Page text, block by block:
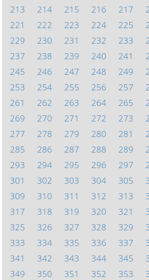
213
214 215 216 217
221
222 223 224 225
229
230 231 232 233
237
238 239 240 241
245
246 247 248 249
253
254 255 256 257
261
262 263 264 265
269
270 271 272 273
277
278 279 280 281
285
286 287 288 289
293
294 295 296 297
301
302 303 304 305
309
310 311 312 313
317
318 319 320 321
325
326 327 328 329
333
334 335 336 337
341
342 343 344 345
349
350 351 352 353